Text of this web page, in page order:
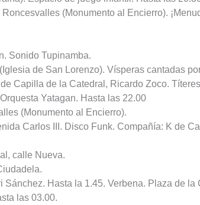
(Monumento al Encierro).
Sonido Tupinamba.
de San Lorenzo). Vísperas cantadas
Capilla de la Catedral, Ricardo Zoco.
Yatagan. Hasta las 22.00
(Monumento al Encierro).
Carlos III. Disco Funk. Compañía: K de
calle Nueva.
Hasta la 1.45. Verbena. Plaza de la
las 03.00.